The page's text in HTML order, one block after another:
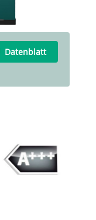
Datenblatt